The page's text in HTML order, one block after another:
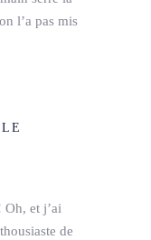
l’a pas mis
Oh, et j’ai
de